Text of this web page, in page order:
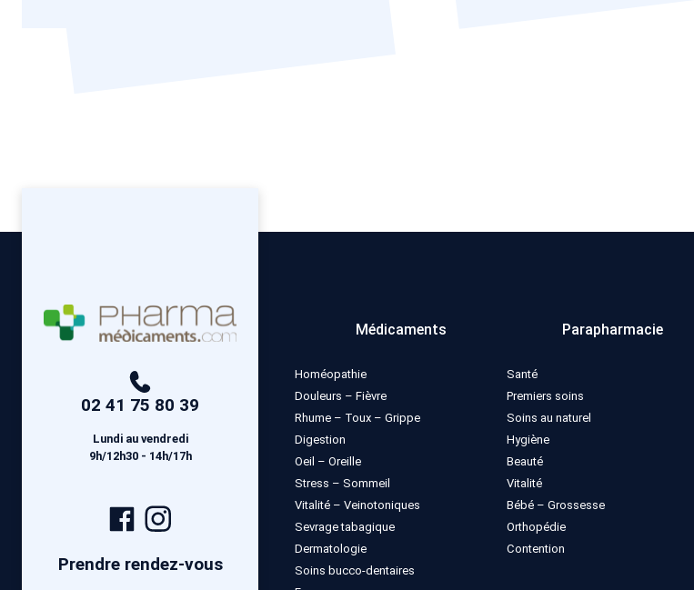
02 41 75 80 39
Lundi au vendredi
9h/12h30 - 14h/17h
Page
Facebook
Prendre rendez-vous
Médicaments
Homéopathie
Douleurs – Fièvre
Rhume – Toux – Grippe
Digestion
Oeil – Oreille
Stress – Sommeil
Vitalité – Veinotoniques
Sevrage tabagique
Dermatologie
Soins bucco-dentaires
Parapharmacie
Santé
Premiers soins
Soins au naturel
Hygiène
Beauté
Vitalité
Bébé – Grossesse
Orthopédie
Contention